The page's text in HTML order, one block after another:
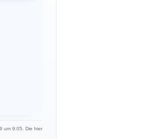
um 9:05. Die hier